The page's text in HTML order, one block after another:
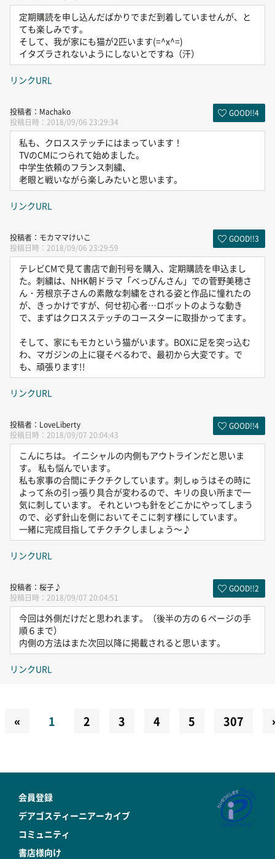
定期購読を申し込んだばかりでまだ到着していませんが、と
ても楽しみです。
そして、我が家にも猫が2匹います(=^x^=)
イタズラされないようにしないとですね（汗）
リンクURL
2018/09/06 23:29:34
Machako
私も、クロスステッチにはまっています！
TVのCMにつられて始めました。
中学生依頼のフランス刺繍、
老眼と戦いながら楽しみたいと思います。
GOOD!!4
リンクURL
2018/09/06 23:29:59
モカママけいこ
テレビCMで見て書店で創刊号を購入、定期購読を申込まし
た。刺繍は、NHK朝ドラマ「べっぴんさん」での菅野美穂さ
ん・芳根京子さんの素敵な刺繍をされる姿と作品に憧れたの
が、きっかけですが、何せ初心者…ロボットのような動き
で、まずはクロスステッチのコースターに取掛かってます。
そして、家にもモカという猫がいます。BOXに足を突っ込む
わ、マガジンの上に寝そべるわで、最初から大変です。で
も、頑張ります!!
GOOD!!3
リンクURL
2018/09/07 20:04:43
LoveLiberty
こんにちは。 イニシャルの内側もアウトラインだと思いま
す。 私も悩んでいます。
私も家事の合間にチクチクしています。刺しゅうはその時に
よって糸の引っ張り具合が変わるので、キリの良い所まで一
気に刺しています。 それといつも針をどこかにやってしまう
ので、必ず針山を側においてそこに刺す様にしています。
一緒に完成目指してチクチクしましょう～♪
GOOD!!4
リンクURL
2018/09/07 20:04:51
桜子♪
今回は外側だけだと思われます。（後半の方の６ページの手
順６まで）
内側の方法はまた次回以降に掲載されると思います。
GOOD!!2
リンクURL
« 1 2 3 4 5 307
会員登録
デアゴスティーニアーカイブ
コミュニティ
書店様向け